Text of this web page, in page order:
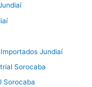
Jundiaí
Sorocaba
Sorocaba